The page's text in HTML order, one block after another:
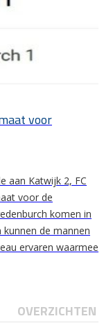
voor
aan Katwijk 2, FC
voor de
komen in
de mannen
ervaren waarmee
OVERZICHTEN